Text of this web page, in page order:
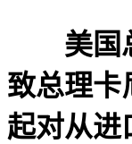
美国总
致总理卡
起对从进